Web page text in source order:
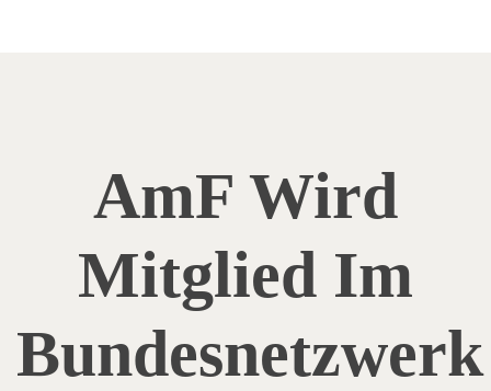
AmF Wird
Mitglied Im
Bundesnetzwerk